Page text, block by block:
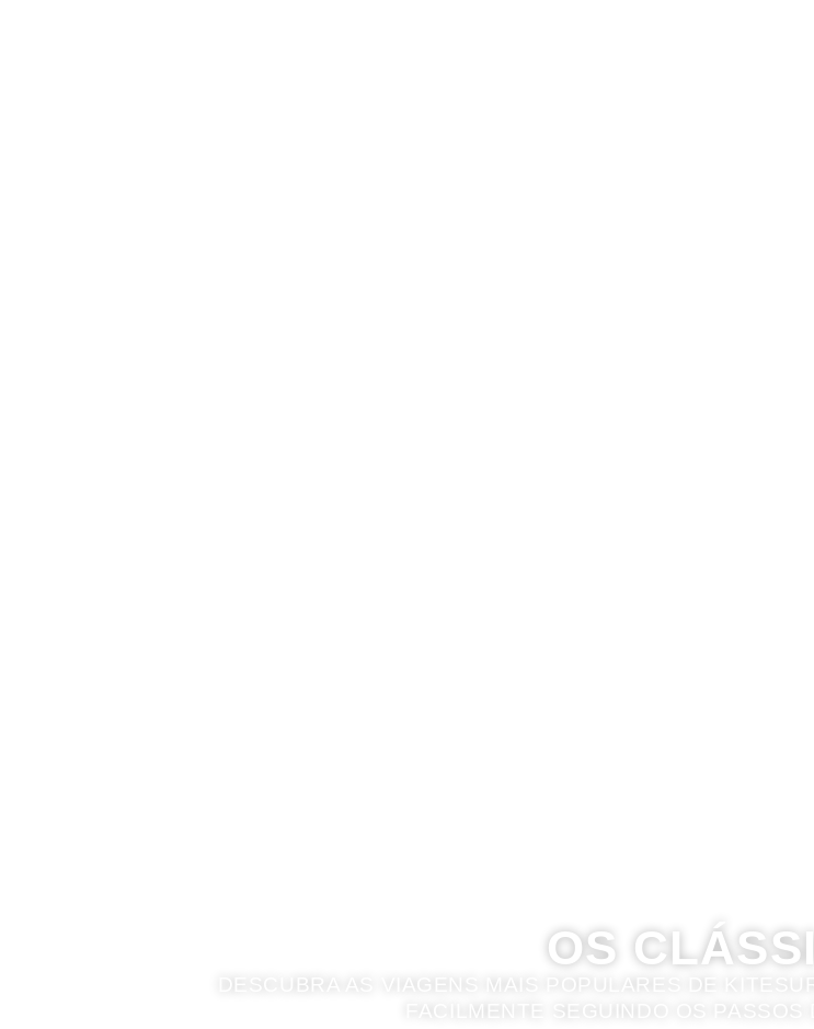
OS
DESCUBRA AS VIAGENS MAIS POPULARES DE